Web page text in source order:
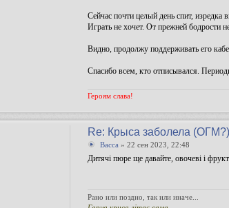
Сейчас почти целый день спит, изредка
Играть не хочет. От прежней бодрости
Видно, продолжу поддерживать его
Спасибо всем, кто отписывался.
Героям слава!
Re: Крыса заболела (ОГМ?)
Bacca » 22 сен 2023, 22:48
Дитячі пюре ще давайте, овочеві і
Рано или поздно, так или иначе...